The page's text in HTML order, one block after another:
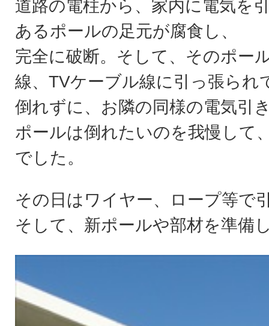
道路の電柱から、家内に電気を
あるポールの足元が腐食し、
完全に破断。そして、そのポー
線、TVケーブル線に引っ張ら
倒れずに、お隣の同様の電気引
ポールは倒れたいのを我慢して
でした。
その日はワイヤー、ロープ等で
そして、新ポールや部材を準備